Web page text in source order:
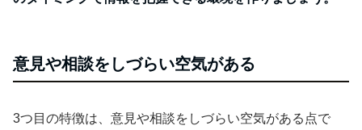
意見や相談をしづらい空気がある
3つ目の特徴は、意見や相談をしづらい空気がある点で